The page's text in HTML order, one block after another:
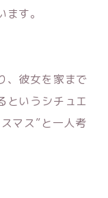
す。
、彼女を家まで
というシチュエ
マス”と一人考